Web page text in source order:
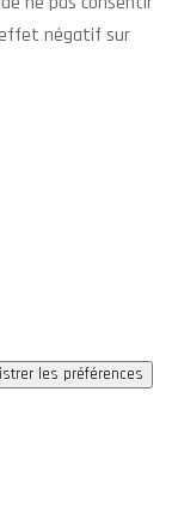
négatif sur
les préférences